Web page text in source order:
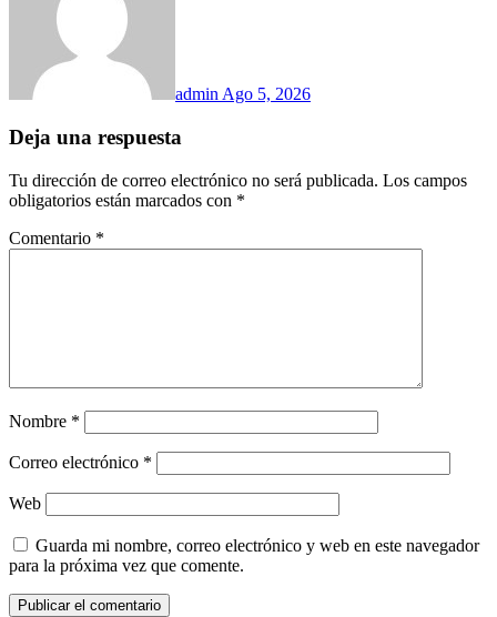
admin Ago 5, 2026
Deja una respuesta
Tu dirección de correo electrónico no será publicada. Los campos
obligatorios están marcados con *
Comentario *
Nombre *
Correo electrónico *
Web
Guarda mi nombre, correo electrónico y web en este navegador
para la próxima vez que comente.